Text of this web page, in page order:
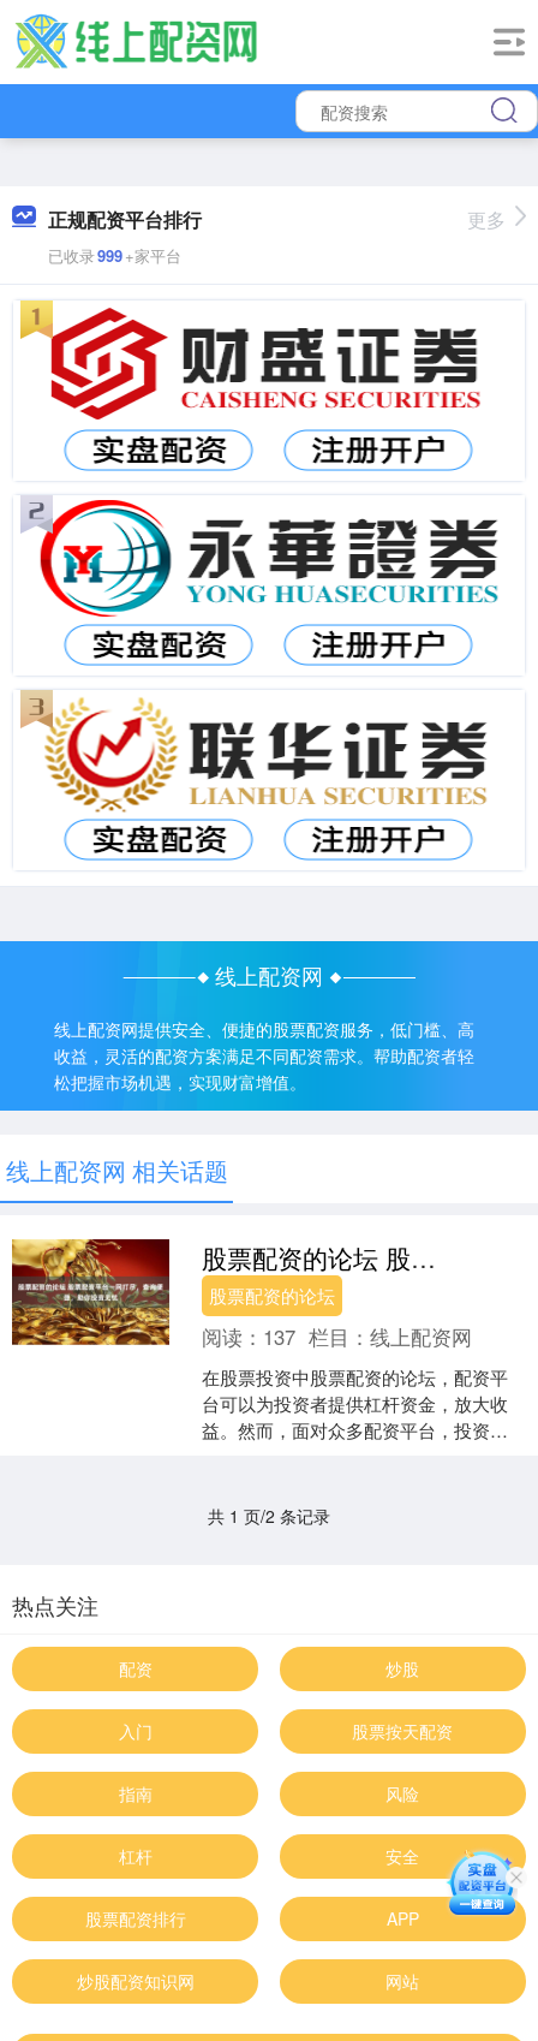
正规配资平台排行
已收录999+家平台
更多
线上配资网
线上配资网提供安全、便捷的股票配资服务，低门槛、高
收益，灵活的配资方案满足不同配资需求。帮助配资者轻
松把握市场机遇，实现财富增值。
线上配资网 相关话题
股票配资的论坛 股票配资平台一网打尽，查询便捷，助你投资无忧
股票配资的论坛
阅读： 137 栏目：线上配资网
在股票投资中股票配资的论坛，配资平
台可以为投资者提供杠杆资金，放大收
益。然而，面对众多配资平台，投资者
共 1 页/2 条记录
热点关注
配资 炒股
入门 股票按天配资
指南 风险
杠杆 安全
股票配资排行 APP
炒股配资知识网 网站